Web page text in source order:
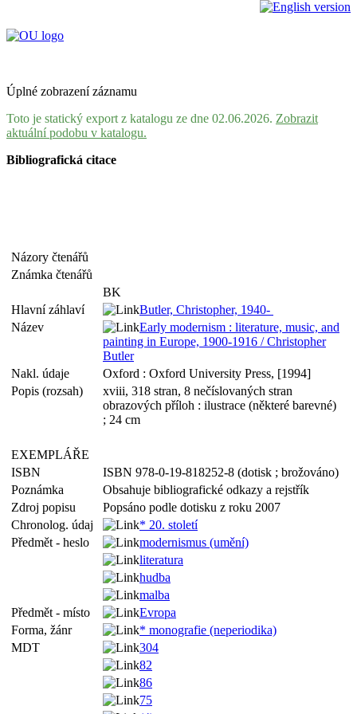
Úplné zobrazení záznamu
Toto je statický export z katalogu ze dne 02.06.2026. Zobrazit
aktuální podobu v katalogu.
Bibliografická citace
Názory čtenářů
Známka čtenářů
BK
Hlavní záhlaví
Butler, Christopher, 1940-
Název
Early modernism : literature, music, and
painting in Europe, 1900-1916 / Christopher
Butler
Nakl. údaje
Oxford : Oxford University Press, [1994]
Popis (rozsah)
xviii, 318 stran, 8 nečíslovaných stran
obrazových příloh : ilustrace (některé barevné)
; 24 cm
EXEMPLÁŘE
ISBN
ISBN 978-0-19-818252-8 (dotisk ; brožováno)
Poznámka
Obsahuje bibliografické odkazy a rejstřík
Zdroj popisu
Popsáno podle dotisku z roku 2007
Chronolog. údaj
* 20. století
Předmět - heslo
modernismus (umění)
literatura
hudba
malba
Předmět - místo
Evropa
Forma, žánr
* monografie (neperiodika)
MDT
304
82
86
75